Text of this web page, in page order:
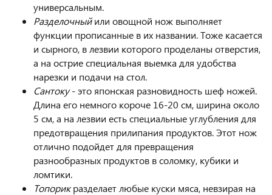
универсальным.
Разделочныйили овощной нож выполняет
функции прописанные в их названии. Тоже касается
и сырного, в лезвии которого проделаны отверстия,
а на острие специальная выемка для удобства
нарезки и подачи на стол.
Сантоку- это японская разновидность шеф ножей.
Длина его немного короче 16-20 см, ширина около
5 см, а на лезвии есть специальные углубления для
предотвращения прилипания продуктов. Этот нож
отлично подойдет для превращения
разнообразных продуктов в соломку, кубики и
ломтики.
Топорикразделает любые куски мяса, невзирая на